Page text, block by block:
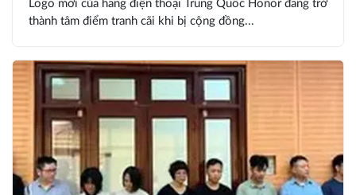
Logo mới của hãng điện thoại Trung Quốc Honor đang trở
thành tâm điểm tranh cãi khi bị cộng đồng...